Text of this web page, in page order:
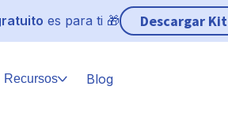
es para ti 🎁 Descargar Kit
Recursos Blog